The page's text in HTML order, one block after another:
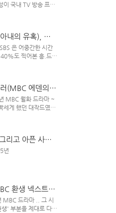
초'를 이 노래 통한 큰
뮤지컬 출신 배우
이 국내 TV 방송 프로
비데메'는 불어로
랑스의 노래'로 선정
이 이 노랠 불렀지만,
인공 '모세' 역을 맡은
. 영화 나 애니메이
내의 유혹), 속
은 어중간한 시간
40%도 찍어본 흥.드
연'으로서 에서 '대
수 없었던 '저 세상 텐
순옥 작가의 극 전개
주로 보는 7시 20분
의 선호가 좀 있었
(MBC 에덴의
MBC 월화 드라마 ~
세게 했던 대작드였으
겪기도 했었다.(상
최고 시청률 드라마
리로 '공동 대상' 수
커뮤니티에서 난리
철(이종원) ..
리고 아픈 사랑
서브
년
환생 넥스트),
드라마 .. 그 시
' 부분을 제대로 다